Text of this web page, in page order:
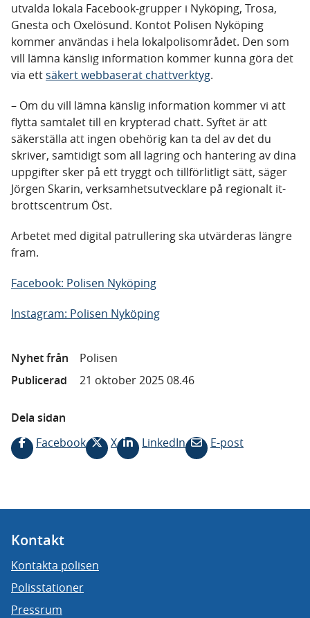
utvalda lokala Facebook-grupper i Nyköping, Trosa,
Gnesta och Oxelösund. Kontot Polisen Nyköping
kommer användas i hela lokalpolisområdet. Den som
vill lämna känslig information kommer kunna göra det
via ett säkert webbaserat chattverktyg.
– Om du vill lämna känslig information kommer vi att
flytta samtalet till en krypterad chatt. Syftet är att
säkerställa att ingen obehörig kan ta del av det du
skriver, samtidigt som all lagring och hantering av dina
uppgifter sker på ett tryggt och tillförlitligt sätt, säger
Jörgen Skarin, verksamhetsutvecklare på regionalt it-
brottscentrum Öst.
Arbetet med digital patrullering ska utvärderas längre
fram.
Facebook: Polisen Nyköping
Instagram: Polisen Nyköping
Nyhet från
Polisen
Publicerad
21 oktober 2025 08.46
Dela sidan
Facebook
X LinkedIn E-post
Kontakt
Kontakta polisen
Polisstationer
Pressrum